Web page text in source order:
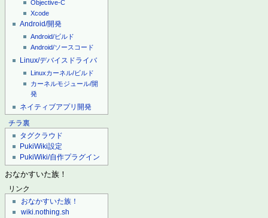
Objective-C
Xcode
Android/開発
Android/ビルド
Android/ソースコード
Linux/デバイスドライバ
Linuxカーネル/ビルド
カーネルモジュール/開
発
ネイティブアプリ開発
チラ裏
タグクラウド
PukiWiki設定
PukiWiki/自作プラグイン
おなかすいた族！
リンク
おなかすいた族！
wiki.nothing.sh